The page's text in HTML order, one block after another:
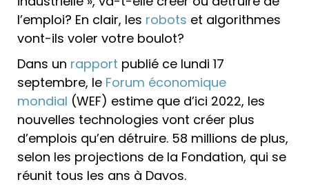
l’emploi? En clair, les robots et algorithmes
vont-ils voler votre boulot?
Dans un rapport publié ce lundi 17
septembre, le Forum économique
mondial (WEF) estime que d’ici 2022, les
nouvelles technologies vont créer plus
d’emplois qu’en détruire. 58 millions de plus,
selon les projections de la Fondation, qui se
réunit tous les ans à Davos.